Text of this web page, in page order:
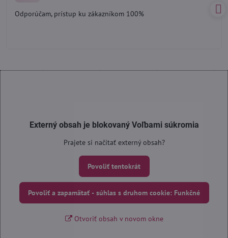
5
Odporúčam, prístup ku zákazníkom 100%
Externý obsah je blokovaný Voľbami súkromia
Prajete si načítať externý obsah?
Povoliť tentokrát
Povoliť a zapamätať - súhlas s druhom cookie: Funkčné
Otvoriť obsah v novom okne